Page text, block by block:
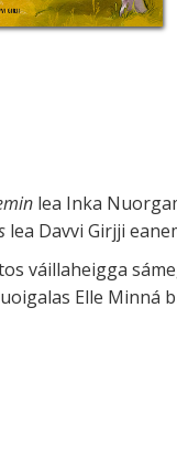
lea Inka
lea Davvi Girjji
váillaheigga
Elle Minná